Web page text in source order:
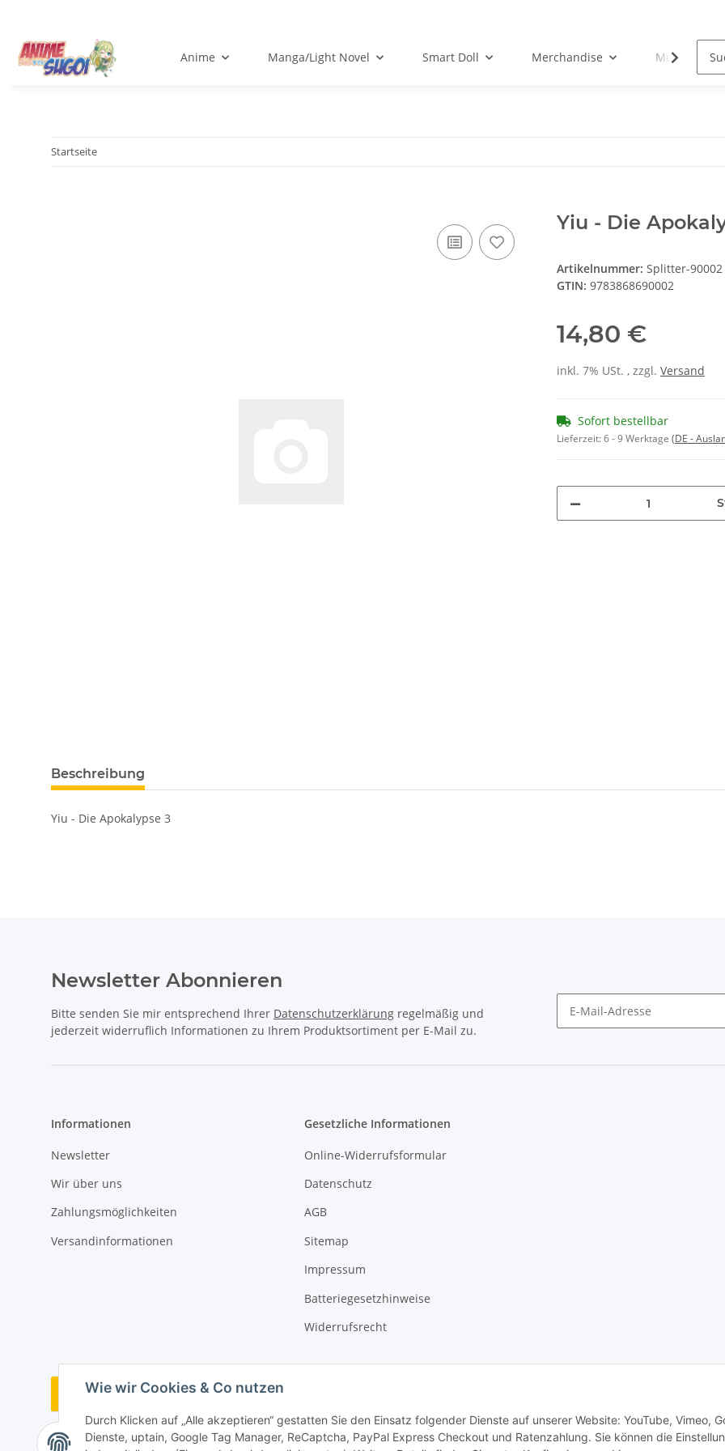
Wie wir Cookies & Co nutzen
Durch Klicken auf „Alle akzeptieren“ gestatten Sie den Einsatz folgender Dienste auf unserer Website: YouTube, Vimeo,
Dienste, uptain, Google Tag Manager, ReCaptcha, PayPal Express Checkout und Ratenzahlung. Sie können die
Anime Manga/Light Novel Smart Doll Merchandise Musik-CD
Startseite
Yiu - Die
Artikelnummer: Splitter-90002
GTIN: 9783868690002
14,80 €
inkl. 7% USt. , zzgl. Versand
Sofort bestellbar
Lieferzeit:6 - 9 Werktage (DE -
Beschreibung
Yiu - Die Apokalypse 3
Newsletter Abonnieren
Bitte senden Sie mir entsprechend Ihrer Datenschutzerklärung regelmäßig und
jederzeit widerruflich Informationen zu Ihrem Produktsortiment per E-Mail zu.
Informationen
Newsletter
Wir über uns
Zahlungsmöglichkeiten
Versandinformationen
Gesetzliche Informationen
Online-Widerrufsformular
Datenschutz
AGB
Sitemap
Impressum
Batteriegesetzhinweise
Widerrufsrecht
Bestellung widerrufen